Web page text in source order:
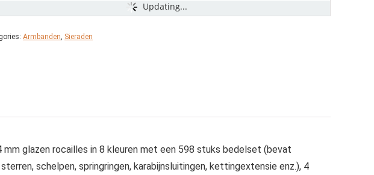
Updating...
Armbanden, Sieraden
glazen rocailles in 8 kleuren met een 598 stuks bedelset (bevat
schelpen, springringen, karabijnsluitingen, kettingextensie enz.), 4